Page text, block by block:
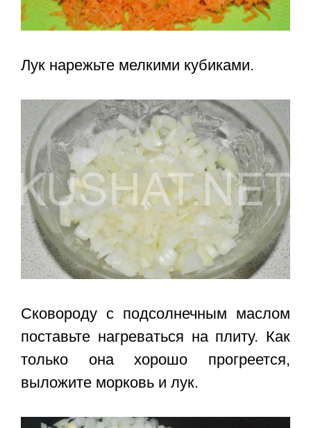
Лук нарежьте мелкими кубиками.
Сковороду с подсолнечным маслом
поставьте нагреваться на плиту. Как
только она хорошо прогреется,
выложите морковь и лук.